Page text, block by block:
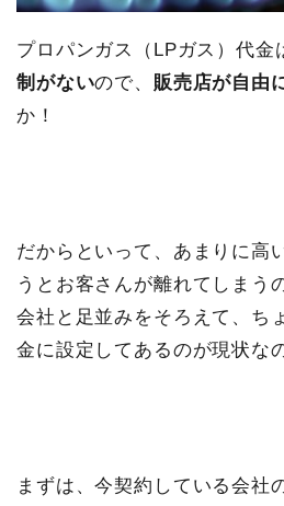
プロパンガス（LPガス）代金
制がないので、 販売店が自由
か！
だからといって、あまりに高
うとお客さんが離れてしまう
会社と足並みをそろえて、ち
金に設定してあるのが現状な
まずは、今契約している会社